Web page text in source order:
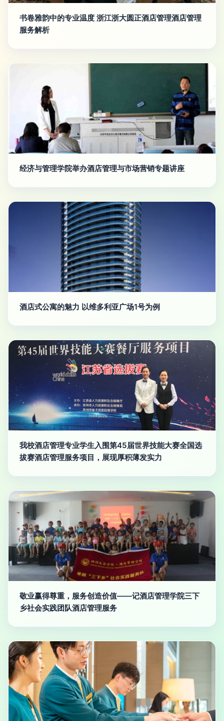
书卷雅韵中的专业温度 浙江浙大圆正酒店管理酒店管理
服务解析
经济与管理学院举办酒店管理与市场营销专题讲座
酒店式公寓的魅力 以维多利亚广场1号为例
我校酒店管理专业学生入围第45届世界技能大赛全国选
拔赛酒店管理服务项目，展现厚积薄发实力
敬业赢得尊重，服务创造价值——记酒店管理学院三下
乡社会实践团队酒店管理服务